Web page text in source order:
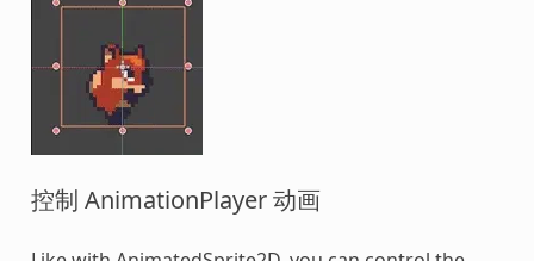
控制 AnimationPlayer 动画